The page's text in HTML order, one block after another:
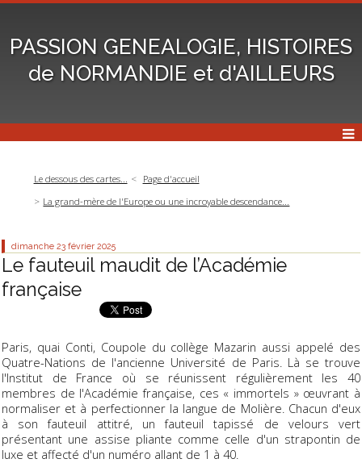
PASSION GENEALOGIE, HISTOIRES
de NORMANDIE et d'AILLEURS
Le dessous des cartes...
Page d'accueil
La grand-mère de l'Europe ou une incroyable descendance...
dimanche 23 février 2025
Le fauteuil maudit de l’Académie
française
Paris, quai Conti, Coupole du collège Mazarin aussi appelé des
Quatre-Nations de l'ancienne Université de Paris. Là se trouve
l'Institut de France où se réunissent régulièrement les 40
membres de l'Académie française, ces « immortels » œuvrant à
normaliser et à perfectionner la langue de Molière. Chacun d'eux
à son fauteuil attitré, un fauteuil tapissé de velours vert
présentant une assise pliante comme celle d'un strapontin de
luxe et affecté d'un numéro allant de 1 à 40.